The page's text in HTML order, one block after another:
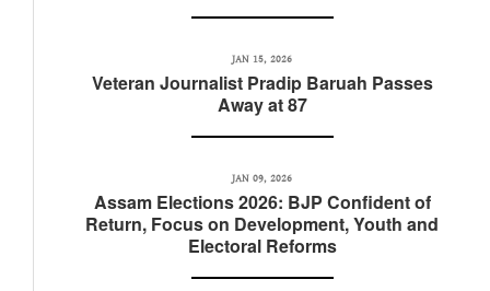
JAN 15, 2026
Veteran Journalist Pradip Baruah Passes
Away at 87
JAN 09, 2026
Assam Elections 2026: BJP Confident of
Return, Focus on Development, Youth and
Electoral Reforms